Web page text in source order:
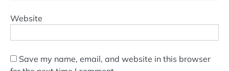
Website
Save my name, email, and website in this browser